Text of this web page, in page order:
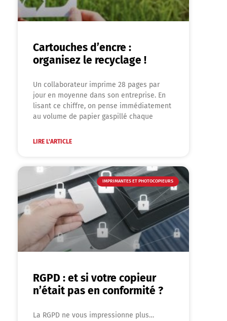
Cartouches d’encre :
organisez le recyclage !
Un collaborateur imprime 28 pages par
jour en moyenne dans son entreprise. En
lisant ce chiffre, on pense immédiatement
au volume de papier gaspillé chaque
LIRE L'ARTICLE
IMPRIMANTES ET PHOTOCOPIEURS
RGPD : et si votre copieur
n’était pas en conformité ?
La RGPD ne vous impressionne plus…